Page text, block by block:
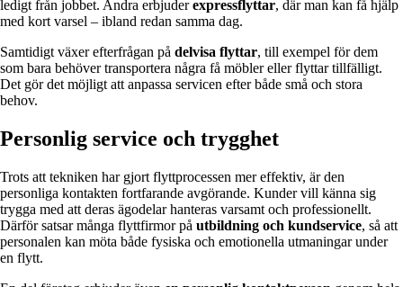
ledigt från jobbet. Andra erbjuderexpressflyttar, där man kan få hjälp
med kort varsel – ibland redan samma dag.
Samtidigt växer efterfrågan på delvisa flyttar, till exempel för dem
som bara behöver transportera några få möbler eller flyttar tillfälligt.
Det gör det möjligt att anpassa servicen efter både små och stora
behov.
Personlig service och trygghet
Trots att tekniken har gjort flyttprocessen mer effektiv, är den
personliga kontakten fortfarande avgörande. Kunder vill känna sig
trygga med att deras ägodelar hanteras varsamt och professionellt.
Därför satsar många flyttfirmor på utbildning och kundservice, så att
personalen kan möta både fysiska och emotionella utmaningar under
en flytt.